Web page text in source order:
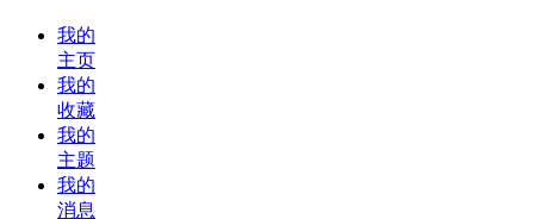
我的
主页
我的
收藏
我的
主题
我的
消息